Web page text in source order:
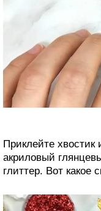
Приклейте хвостик
акриловый
глиттер. Вот какое